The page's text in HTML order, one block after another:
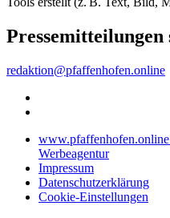
Pressemitteilungen
redaktion@pfaffenhofen.online
Werbeagentur
Impressum
Datenschutzerklärung
Cookie-Einstellungen